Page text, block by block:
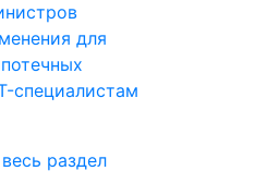
для
специалистам